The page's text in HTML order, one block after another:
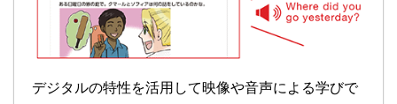
デジタルの特性を活用して映像や音声による学びで